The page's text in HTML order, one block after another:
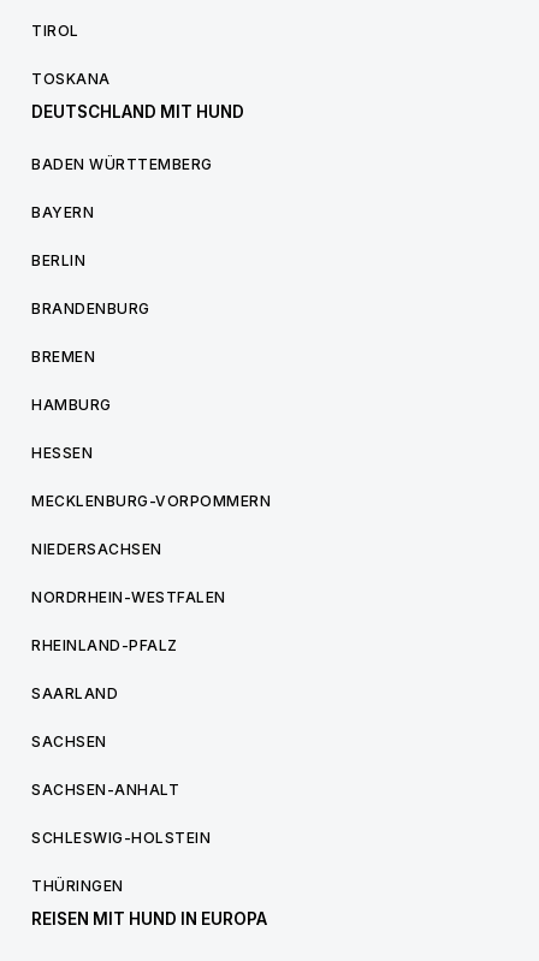
TIROL
TOSKANA
DEUTSCHLAND MIT HUND
BADEN WÜRTTEMBERG
BAYERN
BERLIN
BRANDENBURG
BREMEN
HAMBURG
HESSEN
MECKLENBURG-VORPOMMERN
NIEDERSACHSEN
NORDRHEIN-WESTFALEN
RHEINLAND-PFALZ
SAARLAND
SACHSEN
SACHSEN-ANHALT
SCHLESWIG-HOLSTEIN
THÜRINGEN
REISEN MIT HUND IN EUROPA